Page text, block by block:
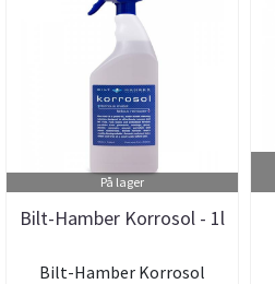
På lager
Bilt-Hamber Korrosol - 1l
Bilt-Hamber Korrosol